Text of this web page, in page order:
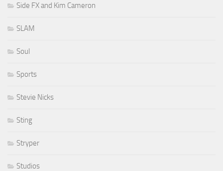
Side FX and Kim Cameron
SLAM
Soul
Sports
Stevie Nicks
Sting
Stryper
Studios